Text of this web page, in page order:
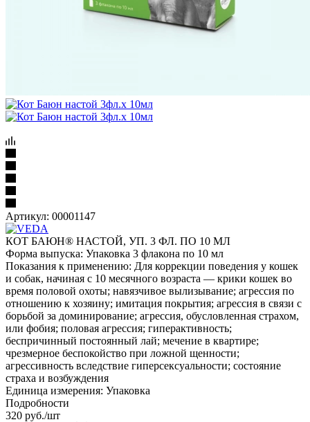
Артикул: 00001147
КОТ БАЮН® НАСТОЙ, УП. 3 ФЛ. ПО 10 МЛ
Форма выпуска: Упаковка 3 флакона по 10 мл
Показания к применению: Для коррекции поведения у кошек
и собак, начиная с 10 месячного возраста — крики кошек во
время половой охоты; навязчивое вылизывание; агрессия по
отношению к хозяину; имитация покрытия; агрессия в связи с
борьбой за доминирование; агрессия, обусловленная страхом,
или фобия; половая агрессия; гиперактивность;
беспричинный постоянный лай; мечение в квартире;
чрезмерное беспокойство при ложной щенности;
агрессивность вследствие гиперсексуальности; состояние
страха и возбуждения
Единица измерения: Упаковка
Подробности
320 руб./шт